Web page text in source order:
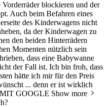
blockieren und der
Auch beim Befahren eines
des Kinderwagens nicht
da der Kinderwagen zu
den beiden Hinterrädern
Momenten nützlich sein
dass eine Babywanne
der Fall ist. Ich bin froh, dass
hätte ich mir für den Preis
... denn er ist wirklich
GOOGLE Show more